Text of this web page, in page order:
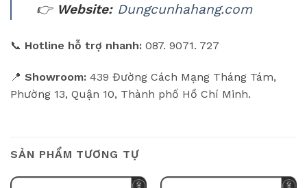
👉 Website: Dungcunhahang.com
📞 Hotline hỗ trợ nhanh: 087. 9071. 727
📍 Showroom: 439 Đường Cách Mạng Tháng Tám,
Phường 13, Quận 10, Thành phố Hồ Chí Minh.
SẢN PHẨM TƯƠNG TỰ